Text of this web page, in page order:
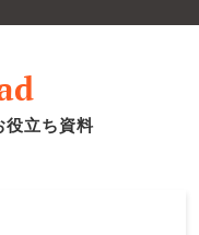
役立ち資料